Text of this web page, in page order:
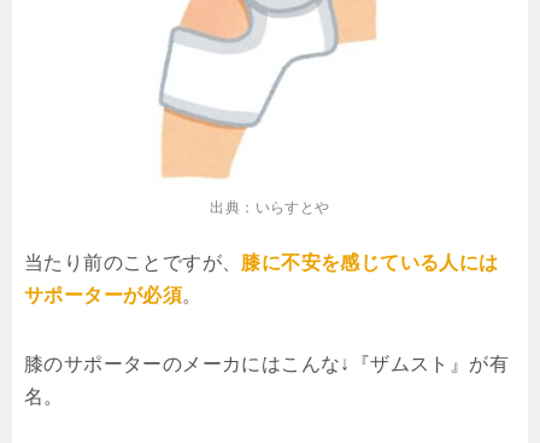
出典：いらすとや
当たり前のことですが、 膝に不安を感じている人には
サポーターが必須。
膝のサポーターのメーカにはこんな↓『ザムスト』が有
名。